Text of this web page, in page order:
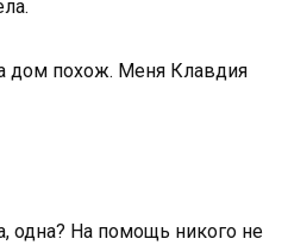
дом похож. Меня Клавдия
одна? На помощь никого не